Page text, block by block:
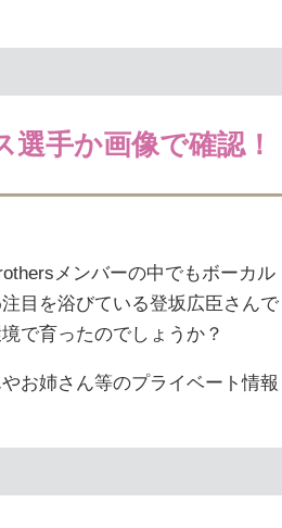
手か画像で確認！
メンバーの中でもボーカル
目を浴びている登坂広臣さんで
で育ったのでしょうか？
お姉さん等のプライベート情報